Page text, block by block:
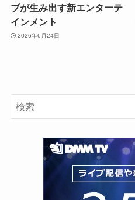
ブが生み出す新エンターテ
インメント
2026年6月24日